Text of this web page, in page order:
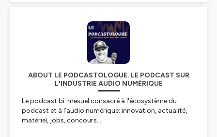
ABOUT LE PODCASTOLOGUE. LE PODCAST SUR
L'INDUSTRIE AUDIO NUMÉRIQUE
Le podcast bi-mesuel consacré à l'écosystème du
podcast et à l'audio numérique: innovation, actualité,
matériel, jobs, concours...